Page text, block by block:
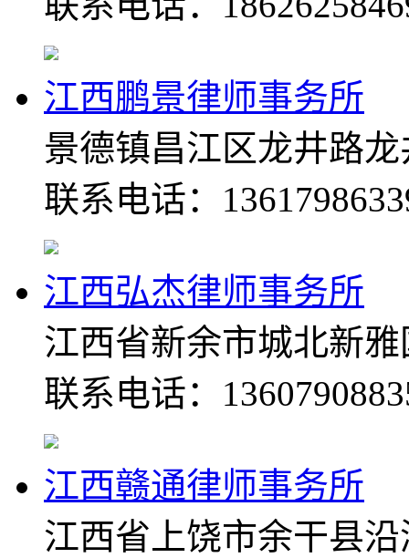
江西鹏景律师事务所
景德镇昌江区龙井路
联系电话：
江西弘杰律师事务所
江西省新余市城北新
联系电话：
江西赣通律师事务所
江西省上饶市余干县